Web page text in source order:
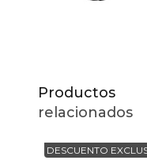
Productos
relacionados
DESCUENTO